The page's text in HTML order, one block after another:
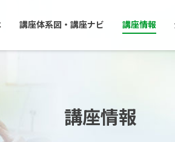
講座体系図・講座ナビ 講座情報
講座情報